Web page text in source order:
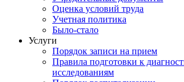
Оценка условий труда
Учетная политика
Было-стало
Услуги
Порядок записи на прием
Правила подготовки к
исследованиям